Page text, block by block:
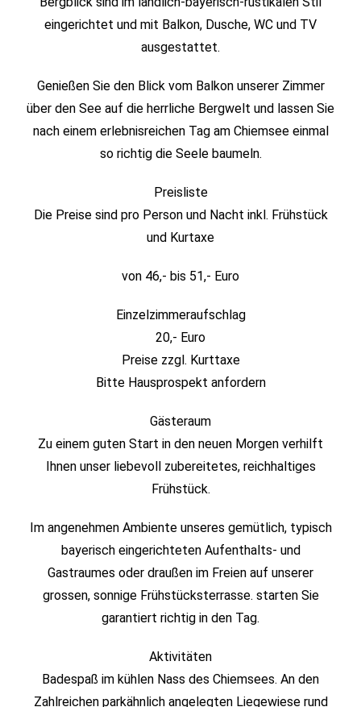
eingerichtet und mit Balkon, Dusche, WC und TV
ausgestattet.
Genießen Sie den Blick vom Balkon unserer Zimmer
über den See auf die herrliche Bergwelt und lassen Sie
nach einem erlebnisreichen Tag am Chiemsee einmal
so richtig die Seele baumeln.
Preisliste
Die Preise sind pro Person und Nacht inkl. Frühstück
und Kurtaxe
von 46,- bis 51,- Euro
Einzelzimmeraufschlag
20,- Euro
Preise zzgl. Kurttaxe
Bitte Hausprospekt anfordern
Gästeraum
Zu einem guten Start in den neuen Morgen verhilft
Ihnen unser liebevoll zubereitetes, reichhaltiges
Frühstück.
Im angenehmen Ambiente unseres gemütlich, typisch
bayerisch eingerichteten Aufenthalts- und
Gastraumes oder draußen im Freien auf unserer
grossen, sonnige Frühstücksterrasse. starten Sie
garantiert richtig in den Tag.
Aktivitäten
Badespaß im kühlen Nass des Chiemsees. An den
Zahlreichen parkähnlich angelegten Liegewiese rund